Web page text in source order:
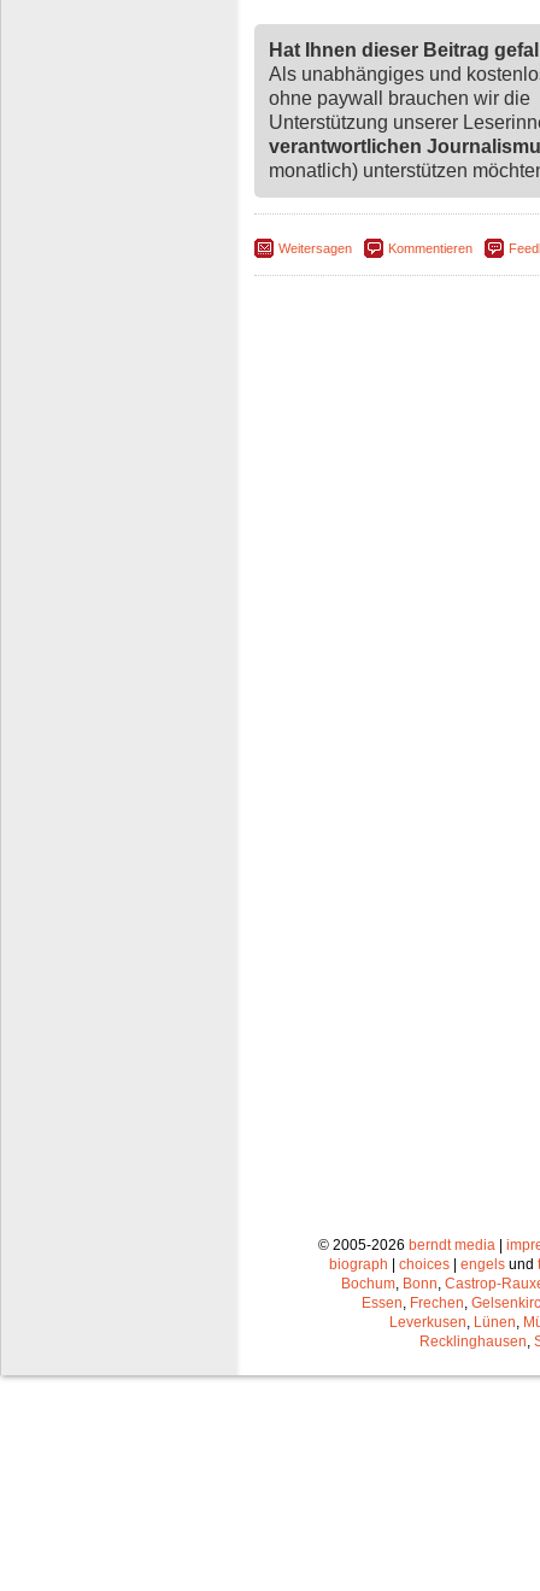
Hat Ihnen dieser Beitrag
Als unabhängiges und
ohne paywall brauchen wir die
Unterstützung unserer
verantwortlichen
monatlich) unterstützen
Weitersagen Kommentieren
© 2005-2026 berndt media|
biograph
choices engels und
Bochum, Bonn, Castrop-
Essen, Frechen,
Leverkusen, Lünen,
Recklinghausen,